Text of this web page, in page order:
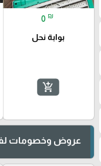
0 ₪
بوابة نحل
add_shopping_cart
عروض وخصومات